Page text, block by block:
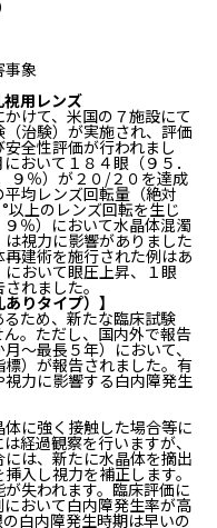
事象
視用レンズ
けて、米国の７施設にて
治験）が実施され、評価
全性評価が行われまし
おいて１８４眼（９５．
９％）が２０/２０を達成
均レンズ回転量（絶対
以上のレンズ回転を生じ
％）において水晶体混濁
視力に影響がありました
建術を施行された例はあ
おいて眼圧上昇、１眼
れました。
りタイプ）】
ため、新たな臨床試験
。ただし、国内外で報告
～最長５年）において、
）が報告されました。有
力に影響する白内障発生
に強く接触した場合等に
経過観察を行いますが、
は、新たに水晶体を摘出
入し視力を補正します。
失われます。臨床評価に
おいて白内障発生率が高
白内障発生時期は早いの